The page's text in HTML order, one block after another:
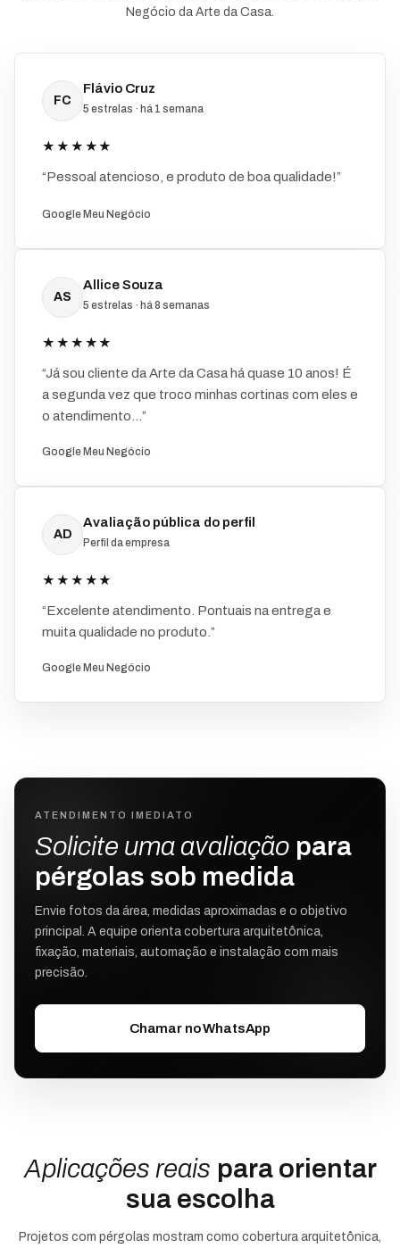
Negócio da Arte da Casa.
FC
Flávio Cruz
5 estrelas · há 1 semana
★★★★★
“Pessoal atencioso, e produto de boa qualidade!”
Google Meu Negócio
AS
Allice Souza
5 estrelas · há 8 semanas
★★★★★
“Já sou cliente da Arte da Casa há quase 10 anos! É
a segunda vez que troco minhas cortinas com eles e
o atendimento...”
Google Meu Negócio
AD
Avaliação pública do perfil
Perfil da empresa
★★★★★
“Excelente atendimento. Pontuais na entrega e
muita qualidade no produto.”
Google Meu Negócio
ATENDIMENTO IMEDIATO
Solicite uma avaliação para
pérgolas sob medida
Envie fotos da área, medidas aproximadas e o objetivo
principal. A equipe orienta cobertura arquitetônica,
fixação, materiais, automação e instalação com mais
precisão.
Chamar no WhatsApp
Aplicações reais para orientar
sua escolha
Projetos com pérgolas mostram como cobertura arquitetônica,